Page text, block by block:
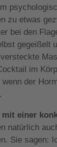
zu etwas
bei den
gegeißelt
im
der
mit einer
natürlich
Sie sagen: